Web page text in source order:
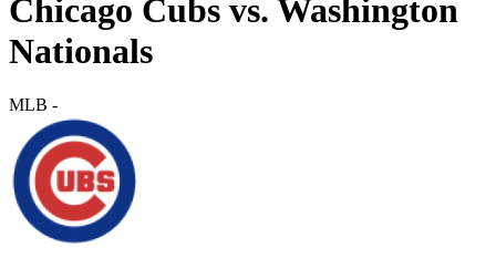
Chicago Cubs vs. Washington
Nationals
MLB -